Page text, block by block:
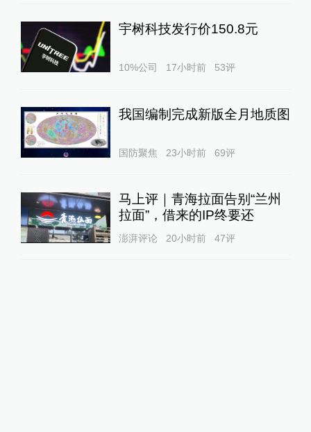
宇树科技发行价150.8元
10%公司 17小时前 53评
我国编制完成新版全月地质图
国防聚焦 23小时前 69评
马上评｜青海拉面告别“兰州
拉面”，借来的IP终要还
澎湃评论 20小时前 47评